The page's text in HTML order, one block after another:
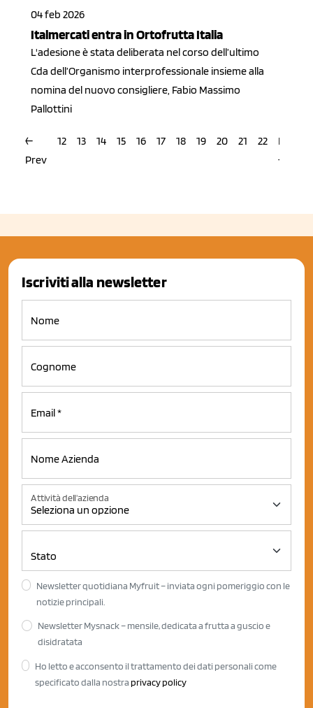
04 feb 2026
Italmercati entra in Ortofrutta Italia
L'adesione è stata deliberata nel corso dell’ultimo
Cda dell’Organismo interprofessionale insieme alla
nomina del nuovo consigliere, Fabio Massimo
Pallottini
←
Prev
12 13 14 15 16 17 18 19 20 21 22
Next
→
Iscriviti alla newsletter
Attività dell'azienda
Newsletter quotidiana Myfruit – inviata ogni pomeriggio con le
notizie principali.
Newsletter Mysnack – mensile, dedicata a frutta a guscio e
disidratata
Ho letto e acconsento il trattamento dei dati personali come
specificato dalla nostra privacy policy